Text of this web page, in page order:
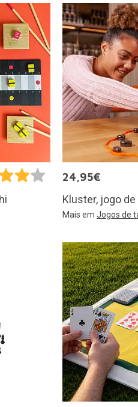
24,95€
Kluster, jogo
Mais em Jogos de